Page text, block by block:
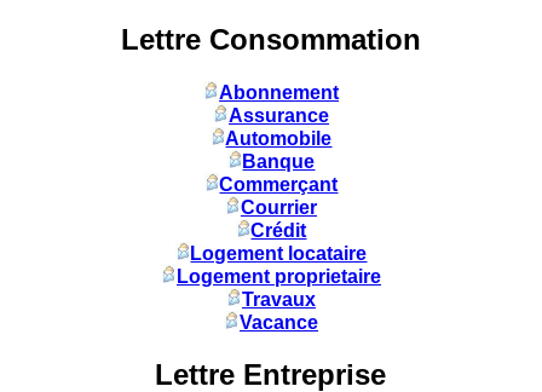
Lettre Consommation
Abonnement
Assurance
Automobile
Banque
Commerçant
Courrier
Crédit
Logement locataire
Logement proprietaire
Travaux
Vacance
Lettre Entreprise